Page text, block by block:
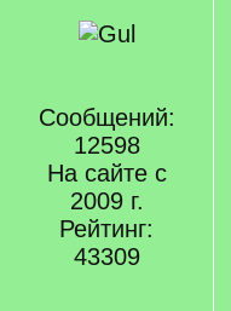
Сообщений:
12598
На сайте с
2009 г.
Рейтинг:
43309